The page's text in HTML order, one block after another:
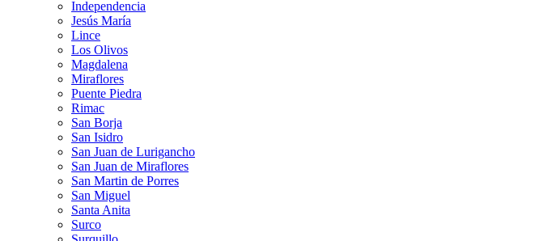
Independencia
Jesús María
Lince
Los Olivos
Magdalena
Miraflores
Puente Piedra
Rimac
San Borja
San Isidro
San Juan de Lurigancho
San Juan de Miraflores
San Martin de Porres
San Miguel
Santa Anita
Surco